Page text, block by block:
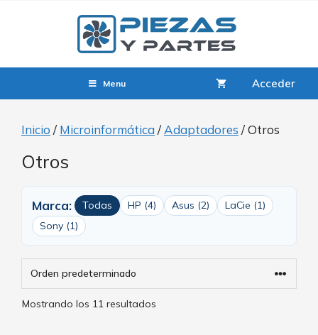
Menu Acceder
Inicio / Microinformática/Adaptadores / Otros
Otros
Marca: Todas HP (4) Asus (2)
LaCie (1)
Sony (1)
Mostrando los 11 resultados